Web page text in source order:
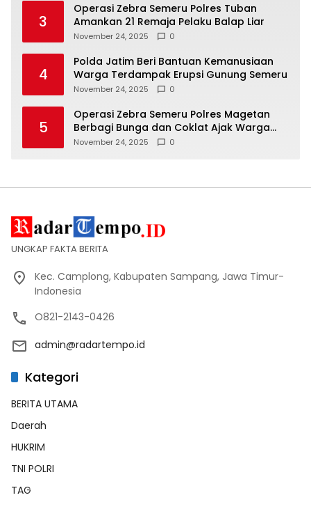
3
Operasi Zebra Semeru Polres Tuban
Amankan 21 Remaja Pelaku Balap Liar
November 24, 2025 0
4
Polda Jatim Beri Bantuan Kemanusiaan
Warga Terdampak Erupsi Gunung Semeru
November 24, 2025 0
5
Operasi Zebra Semeru Polres Magetan
Berbagi Bunga dan Coklat Ajak Warga
Tertib Lalin
November 24, 2025 0
UNGKAP FAKTA BERITA
Kec. Camplong, Kabupaten Sampang, Jawa Timur-
Indonesia
O821-2143-0426
admin@radartempo.id
Kategori
BERITA UTAMA
Daerah
HUKRIM
TNI POLRI
TAG